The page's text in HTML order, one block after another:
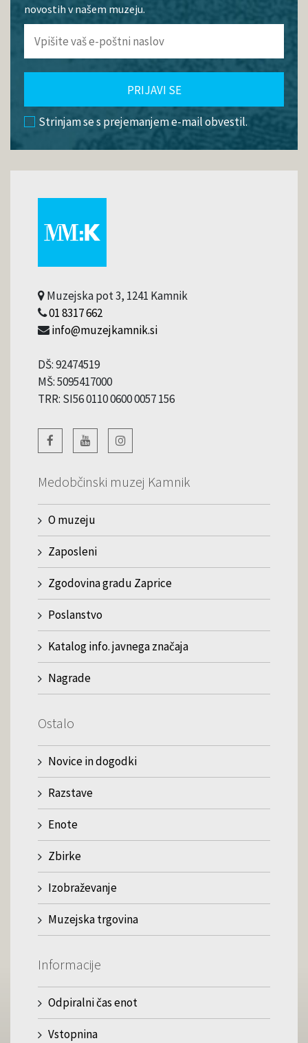
novostih v našem muzeju.
PRIJAVI SE
Strinjam se s prejemanjem e-mail obvestil.
Muzejska pot 3, 1241 Kamnik
01 8317 662
info@muzejkamnik.si
DŠ: 92474519
MŠ: 5095417000
TRR: SI56 0110 0600 0057 156
Medobčinski muzej Kamnik
O muzeju
Zaposleni
Zgodovina gradu Zaprice
Poslanstvo
Katalog info. javnega značaja
Nagrade
Ostalo
Novice in dogodki
Razstave
Enote
Zbirke
Izobraževanje
Muzejska trgovina
Informacije
Odpiralni čas enot
Vstopnina